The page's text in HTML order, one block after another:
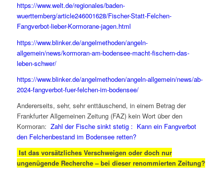
https://www.welt.de/regionales/baden-
wuerttemberg/article246001628/Fischer-Statt-Felchen-
Fangverbot-lieber-Kormorane-jagen.html
https://www.blinker.de/angelmethoden/angeln-
allgemein/news/kormoran-am-bodensee-macht-fischern-das-
leben-schwer/
https://www.blinker.de/angelmethoden/angeln-allgemein/news/ab-
2024-fangverbot-fuer-felchen-im-bodensee/
Andererseits, sehr, sehr enttäuschend, in einem Betrag der
Frankfurter Allgemeinen Zeitung (FAZ) kein Wort über den
Kormoran: Zahl der Fische sinkt stetig : Kann ein Fangverbot
den Felchenbestand im Bodensee retten?
Ist das vorsätzliches Verschweigen oder doch nur
ungenügende Recherche – bei dieser renommierten Zeitung?